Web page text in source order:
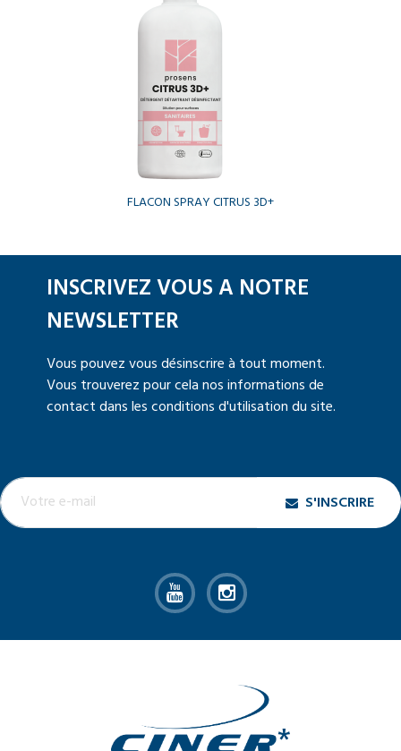
FLACON SPRAY CITRUS 3D+
INSCRIVEZ VOUS A NOTRE
NEWSLETTER
Vous pouvez vous désinscrire à tout moment.
Vous trouverez pour cela nos informations de
contact dans les conditions d'utilisation du site.
S'INSCRIRE